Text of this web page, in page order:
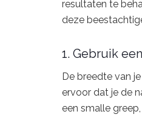
resultaten te
deze
1. Gebruik
De breedte van
ervoor dat je de
een smalle